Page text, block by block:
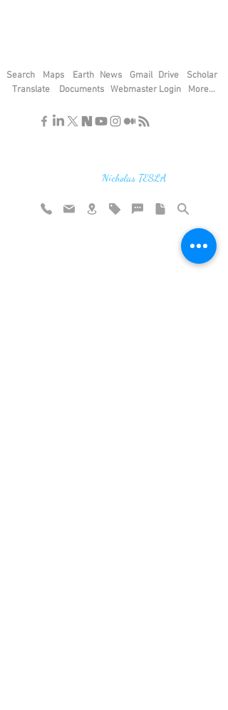
Search Maps Earth News Gmail Drive
Translate
Documents Webmaster Login
Scholar
More...
Nicholas TESLA